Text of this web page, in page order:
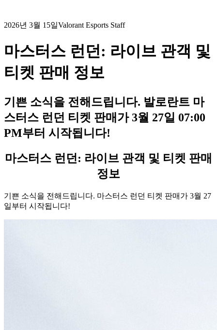
2026년 3월 15일Valorant Esports Staff
마스터스 런던: 라이브 관객 및
티켓 판매 정보
기쁜 소식을 전해드립니다. 발로란트 마
스터스 런던 티켓 판매가 3월 27일 07:00
PM부터 시작됩니다!
마스터스 런던: 라이브 관객 및 티켓 판매
정보
기쁜 소식을 전해드립니다. 마스터스 런던 티켓 판매가 3월 27
일부터 시작됩니다!